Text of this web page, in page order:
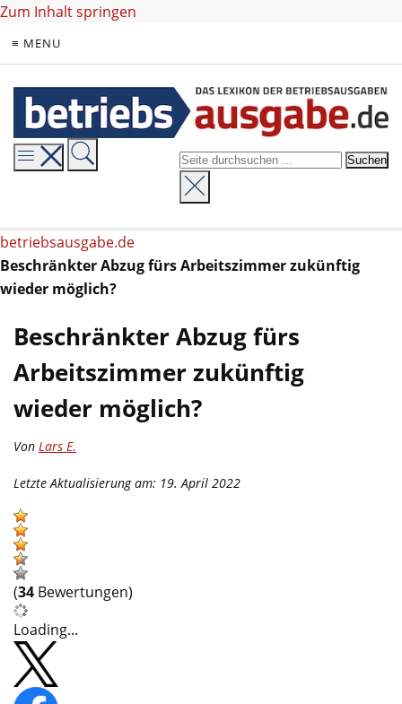
Zum Inhalt springen
≡ MENU
betriebsausgabe.de
Beschränkter Abzug fürs Arbeitszimmer zukünftig
wieder möglich?
Beschränkter Abzug fürs
Arbeitszimmer zukünftig
wieder möglich?
Von Lars E.
Letzte Aktualisierung am: 19. April 2022
(34 Bewertungen)
Loading...